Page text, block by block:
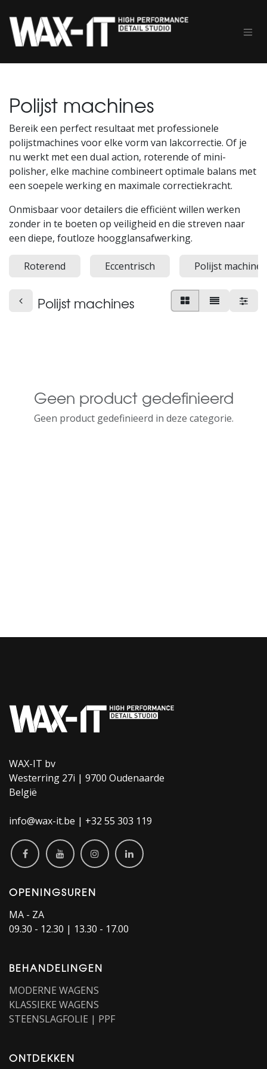
Polijst machines
Bereik een perfect resultaat met professionele
polijstmachines voor elke vorm van lakcorrectie. Of je
nu werkt met een dual action, roterende of mini-
polisher, elke machine combineert optimale balans met
een soepele werking en maximale correctiekracht.
Onmisbaar voor detailers die efficiënt willen werken
zonder in te boeten op veiligheid en die streven naar
een diepe, foutloze hoogglansafwerking.
Roterend Eccentrisch Polijst
Polijst machines
Geen product gedefinieerd
Geen product gedefinieerd in deze categorie.
WAX-IT bv
Westerring 27i | 9700 Oudenaarde
België
info@wax-it.be | +32 55 303 119
OPENINGSUREN
MA - ZA
09.30 - 12.30 | 13.30 - 17.00
BEHANDELINGEN
MODERNE WAGENS
KLASSIEKE WAGENS
STEENSLAGFOLIE | PPF
ONTDEKKEN